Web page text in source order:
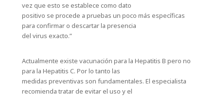
vez que esto se establece como dato
positivo se procede a pruebas un poco más específicas
para confirmar o descartar la presencia
del virus exacto.”
Actualmente existe vacunación para la Hepatitis B pero no
para la Hepatitis C. Por lo tanto las
medidas preventivas son fundamentales. El especialista
recomienda tratar de evitar el uso y el